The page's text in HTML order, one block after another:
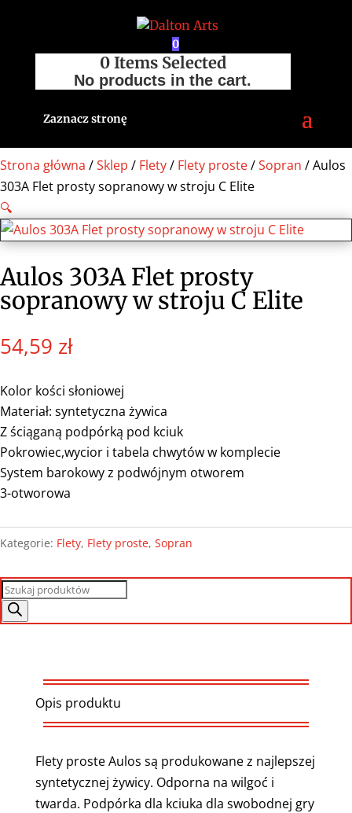
0
0 Items Selected
No products in the cart.
Zaznacz stronę
Strona główna /Sklep / Flety/ Flety proste/Sopran / Aulos
303A Flet prosty sopranowy w stroju C Elite
🔍
Aulos 303A Flet prosty
sopranowy w stroju C Elite
54,59 zł
Kolor kości słoniowej
Materiał: syntetyczna żywica
Z ściąganą podpórką pod kciuk
Pokrowiec,wycior i tabela chwytów w komplecie
System barokowy z podwójnym otworem
3-otworowa
Kategorie: Flety, Flety proste, Sopran
Wyszukiwarka
produktów
Opis produktu
Flety proste Aulos są produkowane z najlepszej
syntetycznej żywicy. Odporna na wilgoć i
twarda. Podpórka dla kciuka dla swobodnej gry